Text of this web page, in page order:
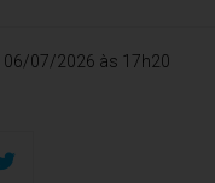
06/07/2026 às 17h20